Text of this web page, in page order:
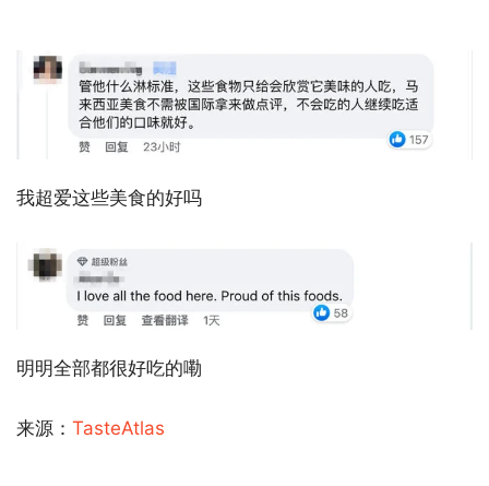
我超爱这些美食的好吗
明明全部都很好吃的嘞
来源： TasteAtlas